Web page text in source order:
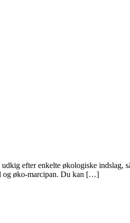
efter enkelte økologiske
og øko-marcipan. Du kan […]